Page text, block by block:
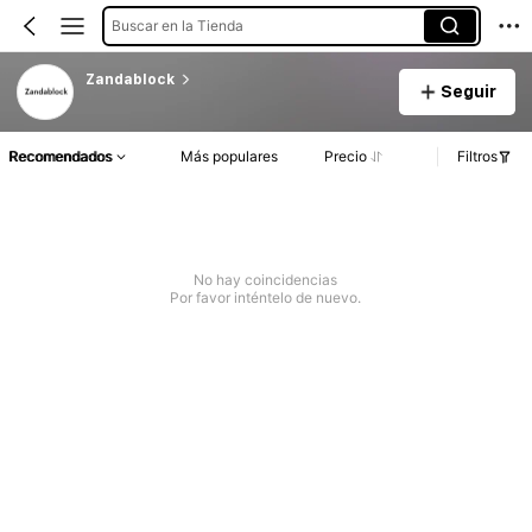
Buscar en la Tienda
Zandablock
Seguir
Recomendados Más populares Precio Filtros
No hay coincidencias
Por favor inténtelo de nuevo.